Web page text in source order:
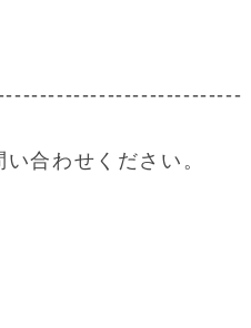
合わせください。